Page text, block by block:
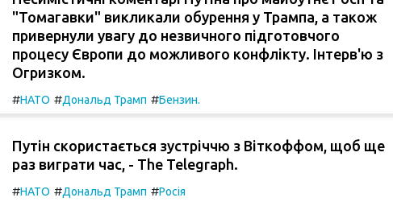
"Томагавки" викликали обурення у Трампа, а також
привернули увагу до незвичного підготовчого
процесу Європи до можливого конфлікту. Інтерв'ю з
Огризком.
#НАТО #Дональд Трамп #Бензин.
Путін скористається зустріччю з Віткоффом, щоб ще
раз виграти час, - The Telegraph.
#НАТО #Дональд Трамп #Росія